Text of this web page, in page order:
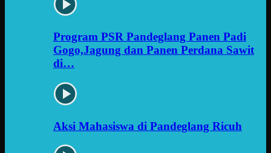
Program PSR Pandeglang Panen Padi
Gogo,Jagung dan Panen Perdana Sawit
di…
Aksi Mahasiswa di Pandeglang Ricuh